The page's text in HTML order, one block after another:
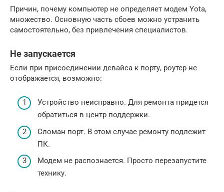
Причин, почему компьютер не определяет модем Yota,
множество. Основную часть сбоев можно устранить
самостоятельно, без привлечения специалистов.
Не запускается
Если при присоединении девайса к порту, роутер не
отображается, возможно:
Устройство неисправно. Для ремонта придется
обратиться в центр поддержки.
Сломан порт. В этом случае ремонту подлежит
ПК.
Модем не распознается. Просто перезапустите
технику.